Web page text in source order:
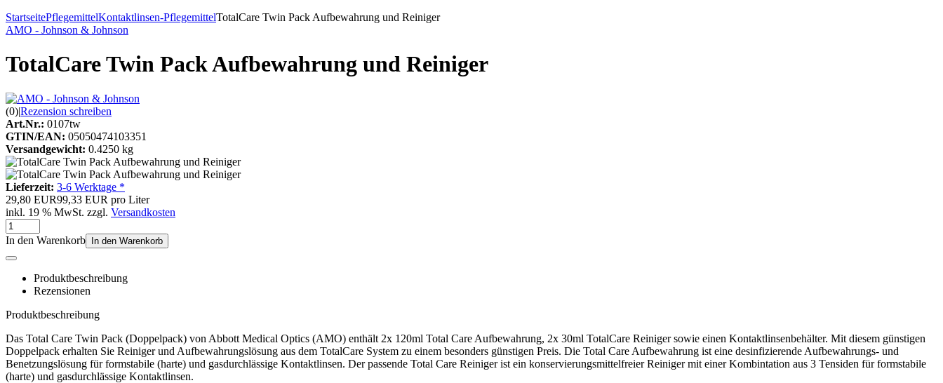
StartseitePflegemittelKontaktlinsen-PflegemittelTotalCare Twin Pack Aufbewahrung und Reiniger
AMO - Johnson & Johnson
TotalCare Twin Pack Aufbewahrung und Reiniger
(0)|Rezension schreiben
Art.Nr.: 0107tw
GTIN/EAN: 05050474103351
Versandgewicht: 0.4250 kg
Lieferzeit: 3-6 Werktage *
29,80 EUR99,33 EUR pro Liter
inkl. 19 % MwSt. zzgl. Versandkosten
In den Warenkorb In den Warenkorb
Produktbeschreibung
Rezensionen
Produktbeschreibung
Das Total Care Twin Pack (Doppelpack) von Abbott Medical Optics (AMO) enthält 2x 120ml Total Care Aufbewahrung, 2x 30ml TotalCare Reiniger sowie einen Kontaktlinsenbehälter. Mit diesem günstigen
Doppelpack erhalten Sie Reiniger und Aufbewahrungslösung aus dem TotalCare System zu einem besonders günstigen Preis. Die Total Care Aufbewahrung ist eine desinfizierende Aufbewahrungs- und
Benetzungslösung für formstabile (harte) und gasdurchlässige Kontaktlinsen. Der passende Total Care Reiniger ist ein konservierungsmittelfreier Reiniger mit einer Kombintation aus 3 Tensiden für formstabile
(harte) und gasdurchlässige Kontaktlinsen.